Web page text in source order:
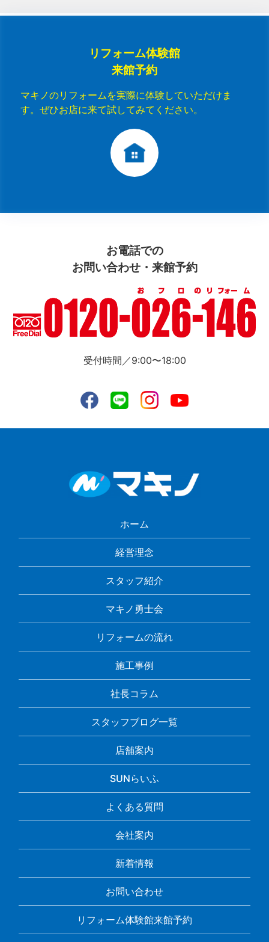
リフォーム体験館
来館予約
マキノのリフォームを実際に体験していただけま
す。ぜひお店に来て試してみてください。
お電話での
お問い合わせ・来館予約
受付時間／9:00〜18:00
ホーム
経営理念
スタッフ紹介
マキノ勇士会
リフォームの流れ
施工事例
社長コラム
スタッフブログ一覧
店舗案内
SUNらいふ
よくある質問
会社案内
新着情報
お問い合わせ
リフォーム体験館来館予約